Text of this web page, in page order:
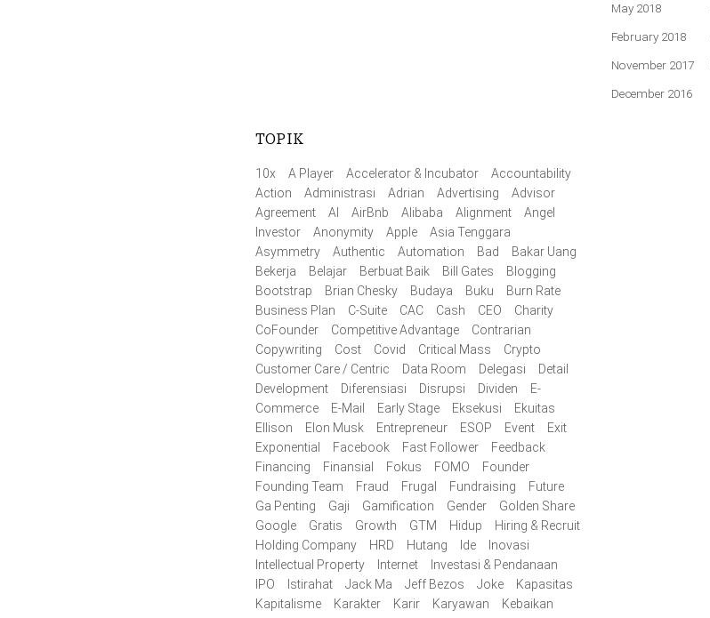
May 2018
February 2018
November 2017
December 2016
TOPIK
10x A Player Accelerator & Incubator
Accountability
Action
Administrasi Adrian Advertising
Advisor
Agreement
AI AirBnb Alibaba Alignment
Angel
Investor
Anonymity Apple
Asia Tenggara
Asymmetry
Authentic Automation Bad
Bakar Uang
Bekerja
Belajar Berbuat Baik Bill Gates
Blogging
Bootstrap
Brian Chesky Budaya Buku
Burn Rate
Business Plan
C-Suite CAC Cash CEO
Charity
CoFounder
Competitive Advantage
Contrarian
Copywriting
Cost Covid Critical Mass
Crypto
Customer Care / Centric
Data Room Delegasi
Detail
Development
Diferensiasi Disrupsi Dividen
E-
Commerce
E-Mail Early Stage Eksekusi
Ekuitas
Ellison
Elon Musk Entrepreneur ESOP Event
Exit
Exponential
Facebook Fast Follower
Feedback
Financing
Finansial Fokus FOMO
Founder
Founding Team
Fraud Frugal Fundraising
Future
Ga Penting
Gaji Gamification Gender
Golden Share
Google
Gratis Growth GTM Hidup
Hiring & Recruit
Holding Company
HRD Hutang Ide
Inovasi
Intellectual Property
Internet
Investasi & Pendanaan
IPO
Istirahat Jack Ma Jeff Bezos Joke
Kapasitas
Kapitalisme
Karakter Karir Karyawan
Kebaikan